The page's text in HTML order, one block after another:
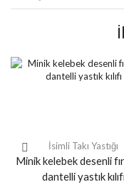
İsimli Takı Yastığı
Minik kelebek desenli
dantelli yastık kılıfı